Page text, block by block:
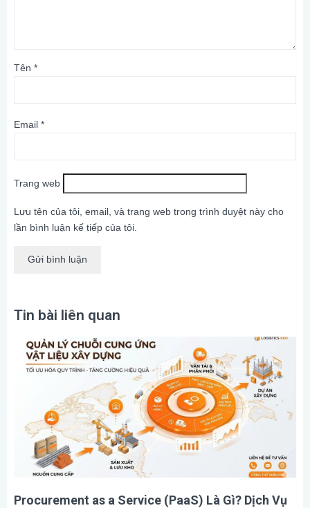
Tên *
Email *
Trang web
Lưu tên của tôi, email, và trang web trong trình duyệt này cho
lần bình luận kế tiếp của tôi.
Tin bài liên quan
Procurement as a Service (PaaS) Là Gì? Dịch Vụ